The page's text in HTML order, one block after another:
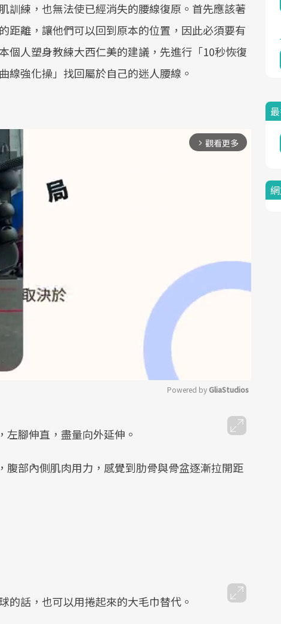
訓練，也無法使已經消失的腰線復原。首先應該著
距離，讓他們可以回到原本的位置，因此必須要有
個人塑身教練大西仁美的建議，先進行「10秒恢復
線強化操」找回屬於自己的迷人腰線。
arrow_forward_ios 觀看更多
Powered by GliaStudios
腳伸直，盡量向外延伸。
腹部內側肌肉用力，感覺到肋骨與骨盆逐漸拉開距
話，也可以用捲起來的大毛巾替代。